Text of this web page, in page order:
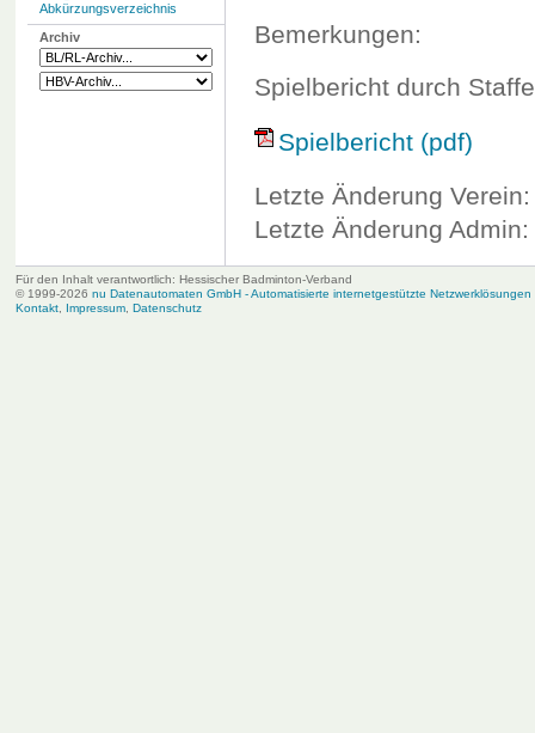
Abkürzungsverzeichnis
Archiv
Bemerkungen:
Spielbericht durch
Spielbericht (pdf)
Letzte Änderung
Letzte Änderung
Für den Inhalt verantwortlich: Hessischer Badminton-Verband
© 1999-2026 nu Datenautomaten GmbH - Automatisierte internetgestützte Netzwerklösungen
Kontakt, Impressum, Datenschutz